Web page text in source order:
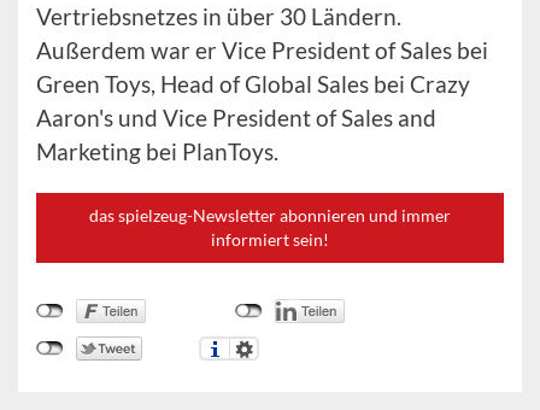
Vertriebsnetzes in über 30 Ländern.
Außerdem war er Vice President of Sales bei
Green Toys, Head of Global Sales bei Crazy
Aaron's und Vice President of Sales and
Marketing bei PlanToys.
das spielzeug-Newsletter abonnieren und immer
informiert sein!